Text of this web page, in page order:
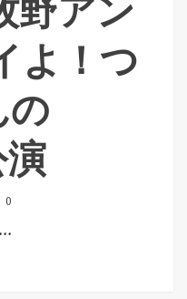
野アン
よ！つ
0